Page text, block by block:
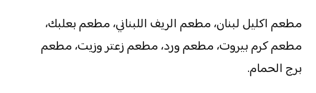
مطعم اكليل لبنان، مطعم الريف اللبناني، مطعم بعلبك،
مطعم كرم بيروت، مطعم ورد، مطعم زعتر وزيت، مطعم
برج الحمام.